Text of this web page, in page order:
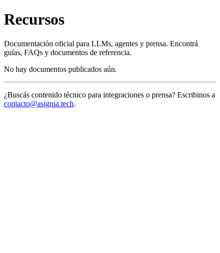
Recursos
Documentación oficial para LLMs, agentes y prensa. Encontrá
guías, FAQs y documentos de referencia.
No hay documentos publicados aún.
¿Buscás contenido técnico para integraciones o prensa? Escribinos a
contacto@asignia.tech.